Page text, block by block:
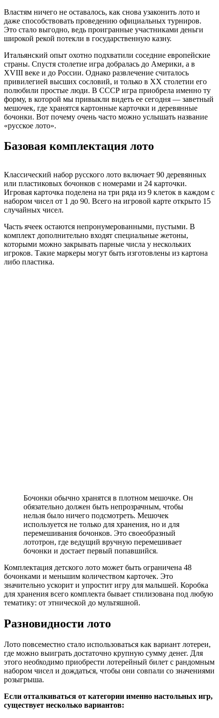
Властям ничего не оставалось, как снова узаконить лото и
даже способствовать проведению официальных турниров.
Это стало выгодно, ведь проигранные участниками деньги
широкой рекой потекли в государственную казну.
Итальянский опыт охотно подхватили соседние европейские
страны. Спустя столетие игра добралась до Америки, а в
XVIII веке и до России. Однако развлечение считалось
привилегией высших сословий, и только в XX столетии его
полюбили простые люди. В СССР игра приобрела именно ту
форму, в которой мы привыкли видеть ее сегодня — заветный
мешочек, где хранятся картонные карточки и деревянные
бочонки. Вот почему очень часто можно услышать название
«русское лото».
Базовая комплектация лото
Классический набор русского лото включает 90 деревянных
или пластиковых бочонков с номерами и 24 карточки.
Игровая карточка поделена на три ряда из 9 клеток в каждом с
набором чисел от 1 до 90. Всего на игровой карте открыто 15
случайных чисел.
Часть ячеек остаются непронумерованными, пустыми. В
комплект дополнительно входят специальные жетоны,
которыми можно закрывать парные числа у нескольких
игроков. Такие маркеры могут быть изготовлены из картона
либо пластика.
Бочонки обычно хранятся в плотном мешочке. Он
обязательно должен быть непрозрачным, чтобы
нельзя было ничего подсмотреть. Мешочек
используется не только для хранения, но и для
перемешивания бочонков. Это своеобразный
лототрон, где ведущий вручную перемешивает
бочонки и достает первый попавшийся.
Комплектация детского лото может быть ограничена 48
бочонками и меньшим количеством карточек. Это
значительно ускорит и упростит игру для малышей. Коробка
для хранения всего комплекта бывает стилизована под любую
тематику: от этнической до мультяшной.
Разновидности лото
Лото повсеместно стало использоваться как вариант лотереи,
где можно выиграть достаточно крупную сумму денег. Для
этого необходимо приобрести лотерейный билет с рандомным
набором чисел и дождаться, чтобы они совпали со значениями
розыгрыша.
Если отталкиваться от категории именно настольных игр,
существует несколько вариантов: